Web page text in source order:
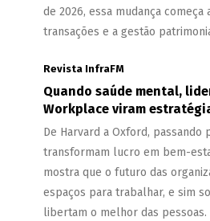
de 2026, essa mudança
transações e a gestão
Revista InfraFM
Quando saúde mental,
Workplace viram
De Harvard a Oxford, passando
transformam lucro em bem-
mostra que o futuro das
espaços para trabalhar, e sim
libertam o melhor das pessoas.